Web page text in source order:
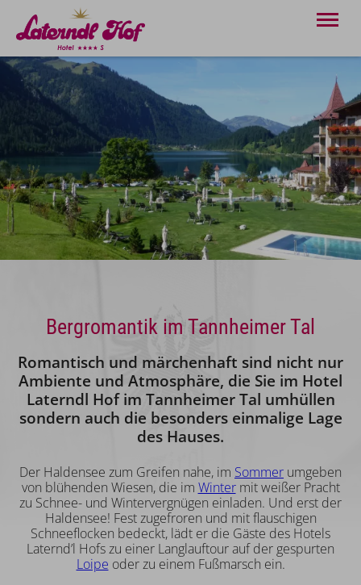
Bergromantik im Tannheimer Tal
Romantisch und märchenhaft sind nicht nur
Ambiente und Atmosphäre, die Sie im Hotel
Laterndl Hof im Tannheimer Tal umhüllen
sondern auch die besonders einmalige Lage
des Hauses.
Der Haldensee zum Greifen nahe, im Sommer umgeben
von blühenden Wiesen, die im Wintermit weißer Pracht
zu Schnee- und Wintervergnügen einladen. Und erst der
Haldensee! Fest zugefroren und mit flauschigen
Schneeflocken bedeckt, lädt er die Gäste des Hotels
Laternd’l Hofs zu einer Langlauftour auf der gespurten
Loipe oder zu einem Fußmarsch ein.